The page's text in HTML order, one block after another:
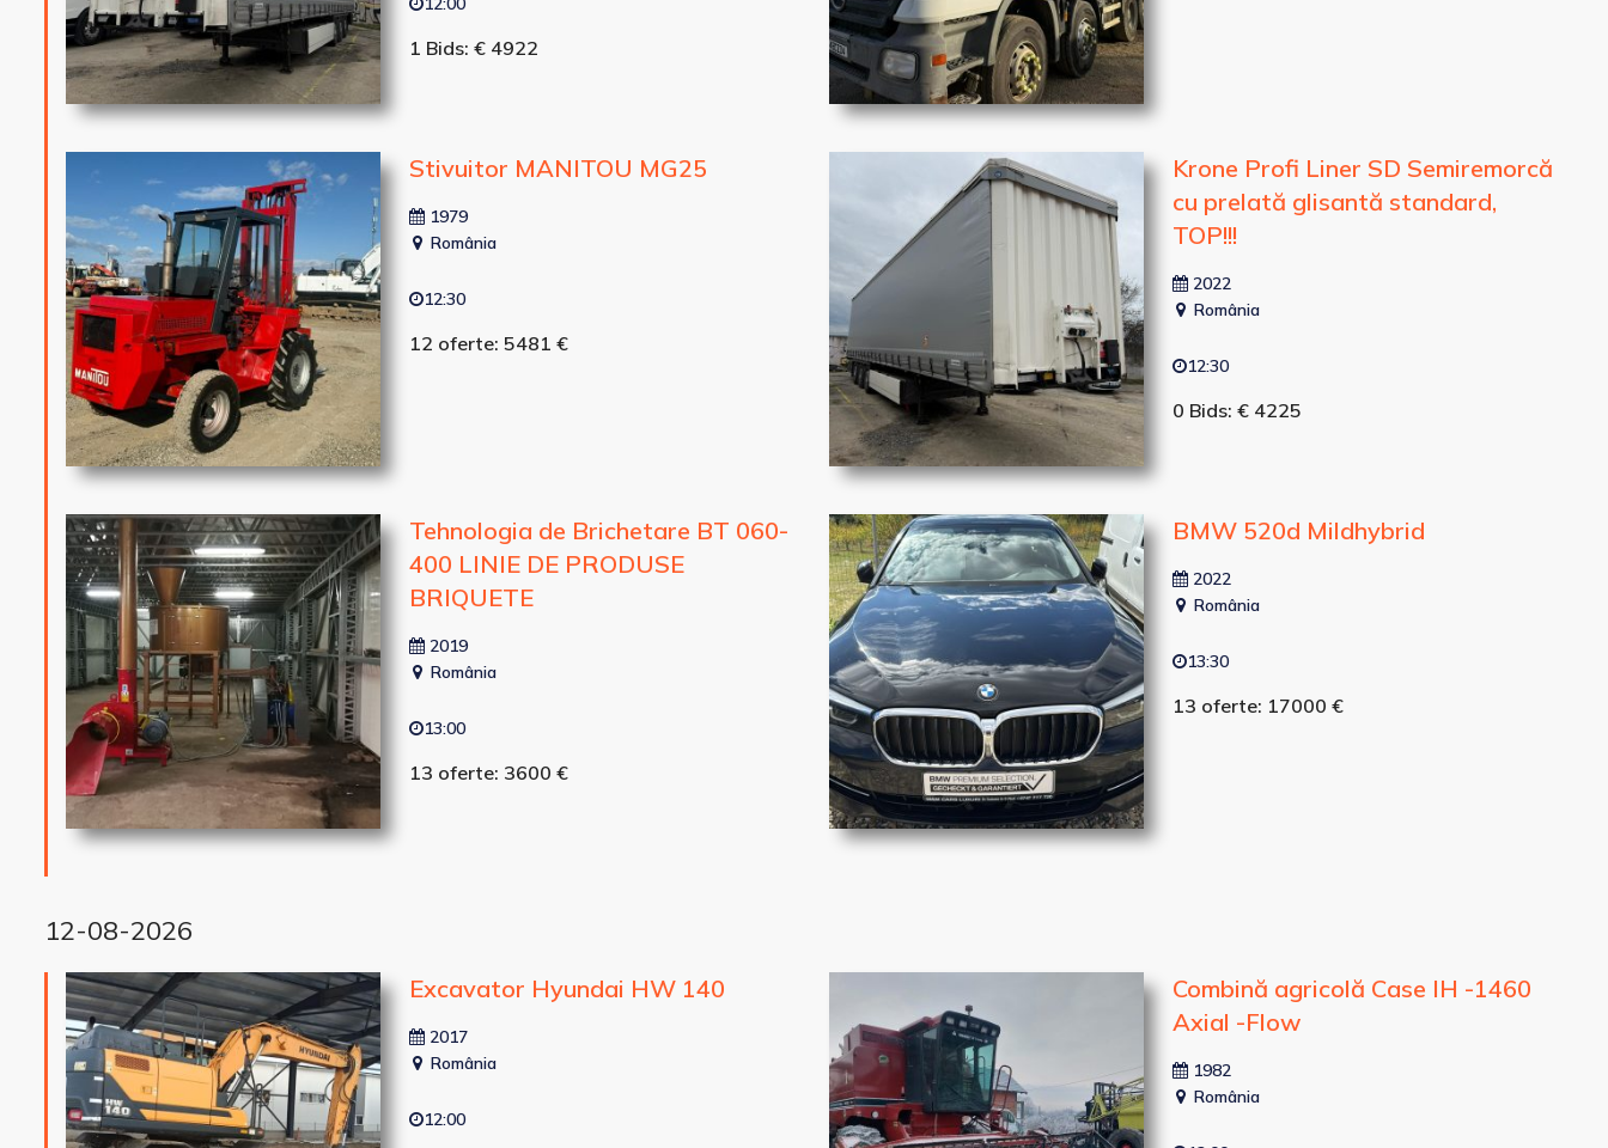
1 Bids: € 4922
Stivuitor MANITOU MG25
1979
România
12:30
12 oferte: 5481 €
Krone Profi Liner SD Semiremorcă
cu prelată glisantă standard,
TOP!!!
2022
România
12:30
0 Bids: € 4225
Tehnologia de Brichetare BT 060-
400 LINIE DE PRODUSE
BRIQUETE
2019
România
13:00
13 oferte: 3600 €
BMW 520d Mildhybrid
2022
România
13:30
13 oferte: 17000 €
12-08-2026
Excavator Hyundai HW 140
2017
România
12:00
Combină agricolă Case IH -1460
Axial -Flow
1982
România